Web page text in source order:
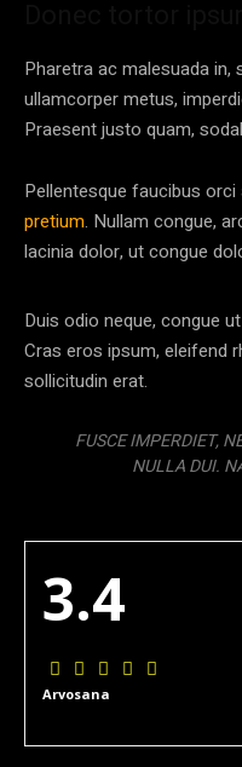
Pharetra ac malesuada
ullamcorper metus,
Praesent justo quam,
Pellentesque faucibus
pretium. Nullam congue,
lacinia dolor, ut congue
Duis odio neque, congue
Cras eros ipsum, eleifend
sollicitudin erat.
FUSCE IMPERDIET,
NULLA DUI.
3.4
Arvosana